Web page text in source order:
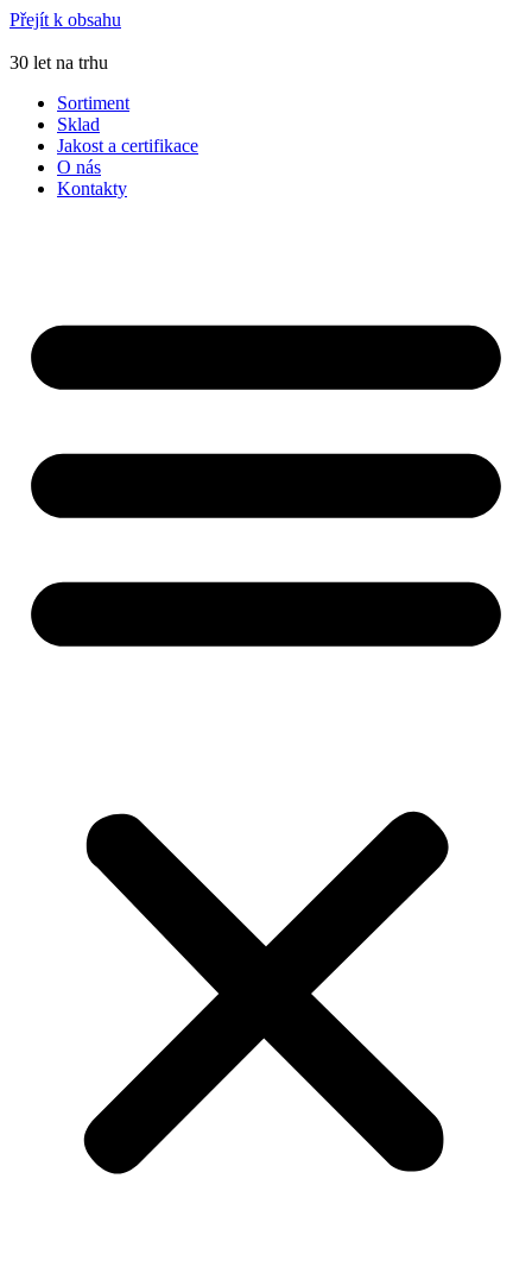
Přejít k obsahu
30 let na trhu
Sortiment
Sklad
Jakost a certifikace
O nás
Kontakty